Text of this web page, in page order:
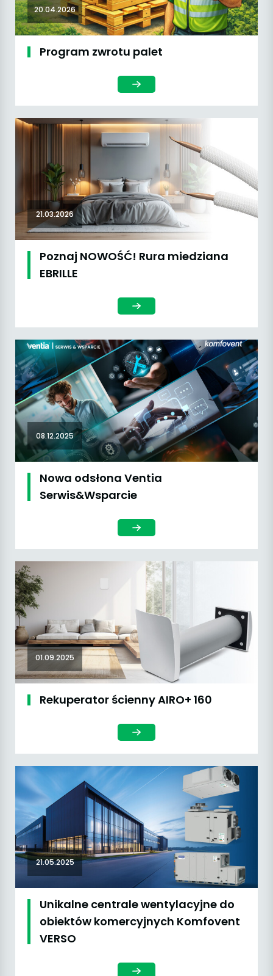
20.04.2026
Program zwrotu palet
21.03.2026
Poznaj NOWOŚĆ! Rura miedziana
EBRILLE
08.12.2025
Nowa odsłona Ventia
Serwis&Wsparcie
01.09.2025
Rekuperator ścienny AIRO+ 160
21.05.2025
Unikalne centrale wentylacyjne do
obiektów komercyjnych Komfovent
VERSO